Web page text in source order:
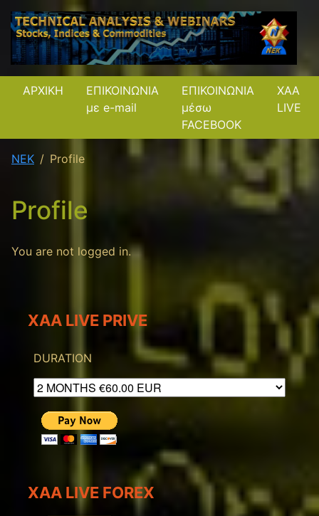
ΑΡΧΙΚΗ
ΕΠΙΚΟΙΝΩΝΙΑ
με e-mail
ΕΠΙΚΟΙΝΩΝΙΑ
μέσω
FACEBOOK
XAA
LIVE
NEK Profile
Profile
You are not logged in.
XAA LIVE PRIVE
DURATION
XAA LIVE FOREX